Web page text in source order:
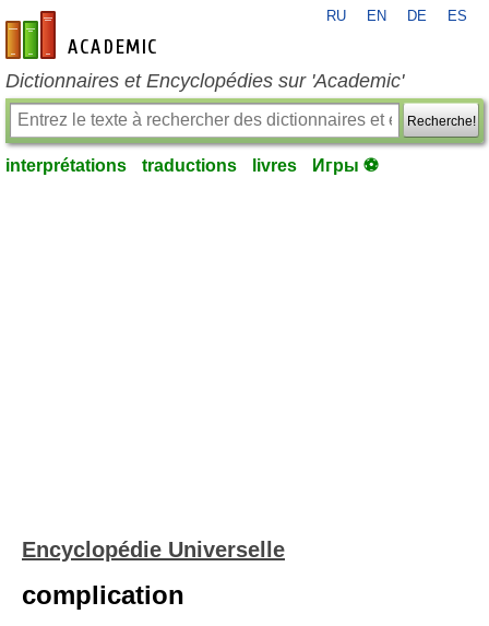
fr-academic.com
RU EN DE ES
Dictionnaires et Encyclopédies sur 'Academic'
Recherche!
interprétations traductions livres Игры ⚽
Encyclopédie Universelle
complication